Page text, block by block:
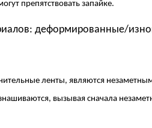
препятствовать запайке.
деформированные/
ленты, являются
вызывая сначала